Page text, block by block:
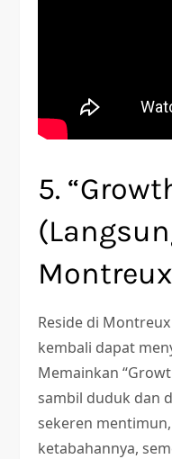
5.
Reside di
kembali dapat
Memainkan
sambil duduk dan
sekeren
ketabahannya,